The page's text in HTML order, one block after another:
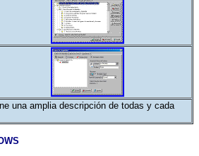
una amplia descripción de todas y cada